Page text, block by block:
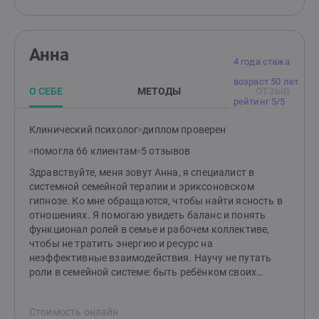
4 года стажа
возраст 50 лет
рейтинг 5/5
Анна
О СЕБЕ МЕТОДЫ
Клинический психолог диплом проверен
помогла 66 клиентам 5 отзывов
Здравствуйте, меня зовут Анна, я специалист в
системной семейной терапии и эриксоновском
гипнозе. Ко мне обращаются, чтобы найти ясность в
отношениях. Я помогаю увидеть баланс и понять
функционал ролей в семье и рабочем коллективе,
чтобы не тратить энергию и ресурс на
неэффективные взаимодействия. Научу не путать
роли в семейной системе: быть ребёнком своих
для вас выбор в сложных ситуациях. Системная
Стоимость онлайн